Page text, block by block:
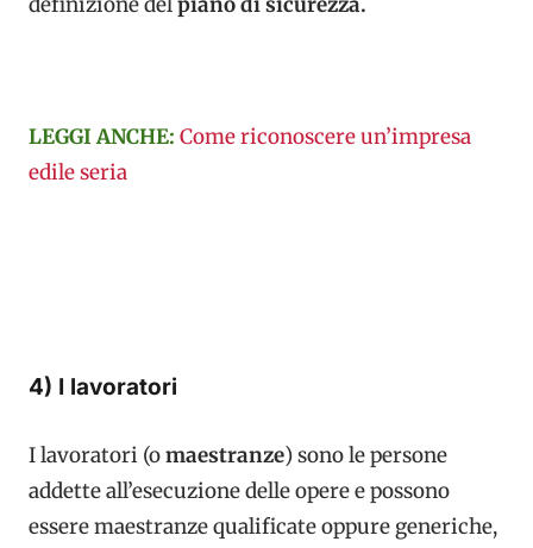
LEGGI ANCHE: Come riconoscere un’impresa
edile seria
4) I lavoratori
I lavoratori (omaestranze) sono le persone
addette all’esecuzione delle opere e possono
essere maestranze qualificate oppure generiche,